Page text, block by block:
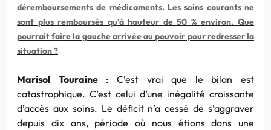
déremboursements de médicaments. Les soins courants ne
sont plusremboursés qu’à hauteur de 50 % environ. Que
pourrait faire la gauche arrivée au pouvoir pour redresser la
situation ?
Marisol Touraine: C’est vrai que le bilan est
catastrophique. C’est celui d’une inégalité croissante
d’accès aux soins. Le déficit n’a cessé de s’aggraver
depuis dix ans, période où nous étions dans une